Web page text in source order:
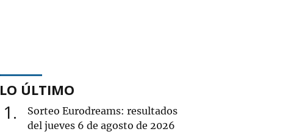
LO ÚLTIMO
1
Sorteo Eurodreams: resultados
del jueves 6 de agosto de 2026